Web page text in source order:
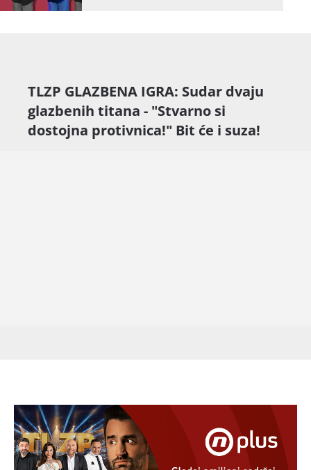
TLZP GLAZBENA IGRA: Sudar dvaju
glazbenih titana - "Stvarno si
dostojna protivnica!" Bit će i suza!